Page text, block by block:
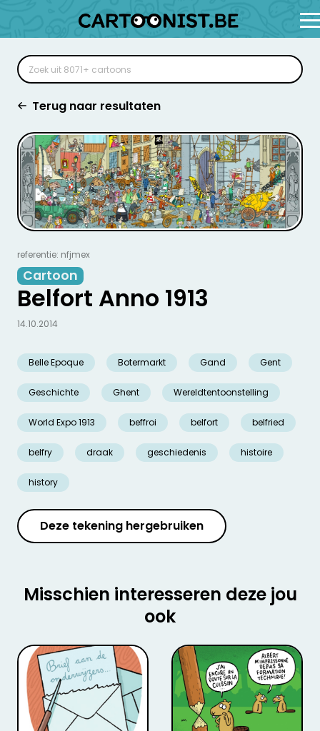
Terug naar resultaten
referentie: nfjmex
Cartoon
Belfort Anno 1913
Belle Epoque Botermarkt Gand Gent
Geschichte Ghent Wereldtentoonstelling
World Expo 1913 beffroi belfort belfried
belfry draak geschiedenis histoire
history
14.10.2014
Deze tekening hergebruiken
Misschien interesseren deze jou
ook